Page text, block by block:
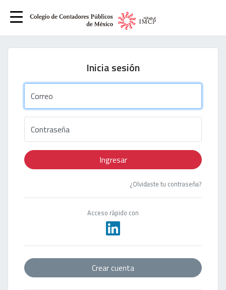
Inicia sesión
Correo
Contraseña
Ingresar
¿Olvidaste tu contraseña?
Acceso rápido con
Crear cuenta